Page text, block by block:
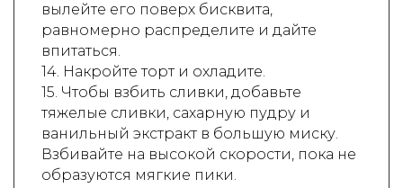
вылейте его поверх бисквита,
равномерно распределите и дайте
впитаться.
14. Накройте торт и охладите.
15. Чтобы взбить сливки, добавьте
тяжелые сливки, сахарную пудру и
ванильный экстракт в большую миску.
Взбивайте на высокой скорости, пока не
образуются мягкие пики.